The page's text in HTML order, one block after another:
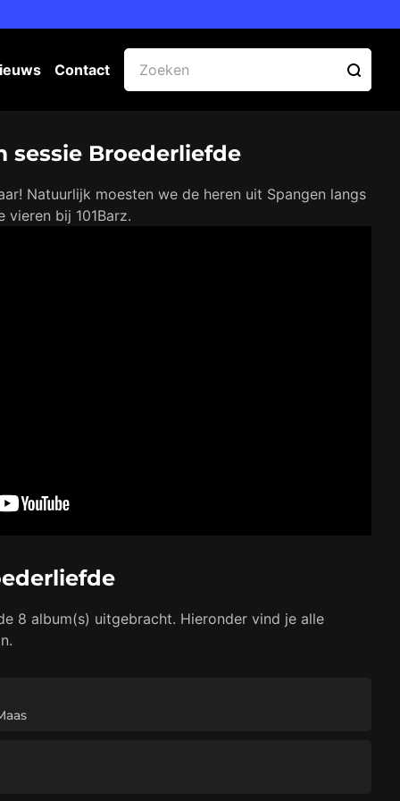
Contact
sessie Broederliefde
Natuurlijk moesten we de heren uit Spangen langs
bij 101Barz.
8 album(s) uitgebracht. Hieronder vind je alle